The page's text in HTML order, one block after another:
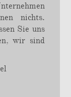
nichts.
Sie uns
wir sind